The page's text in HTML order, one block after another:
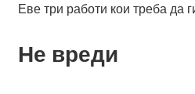
Еве три работи кои треба да
Не вреди